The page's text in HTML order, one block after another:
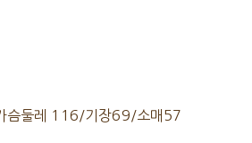
슴둘레 116/기장69/소매57